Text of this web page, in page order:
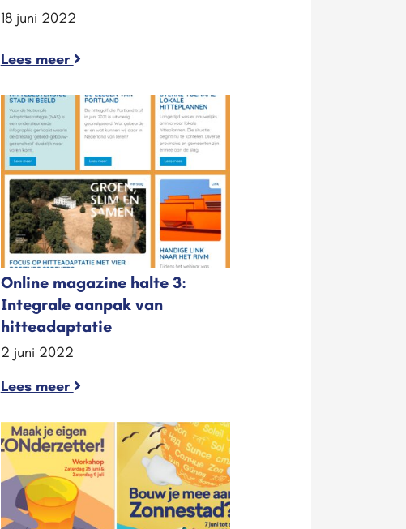
18 juni 2022
Lees meer
Online magazine halte 3:
Integrale aanpak van
hitteadaptatie
2 juni 2022
Lees meer